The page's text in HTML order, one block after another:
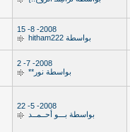
2008- 8- 15
بواسطة hitham222
2008- 7- 2
بواسطة نور**
2008- 5- 22
بواسطة بـــو أحــمــد